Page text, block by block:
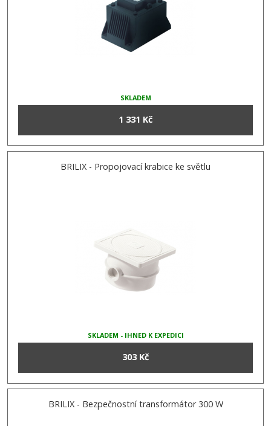
SKLADEM
1 331 Kč
BRILIX - Propojovací krabice ke světlu
SKLADEM - IHNED K EXPEDICI
303 Kč
BRILIX - Bezpečnostní transformátor 300 W